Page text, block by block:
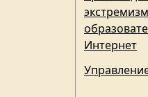
Интернет